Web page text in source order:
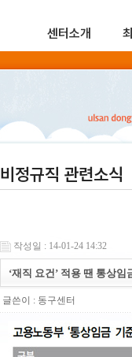
센터소개
비정규직 관련소식
작성일 : 14-01-24 14:32
‘재직 요건’ 적용 땐 통상
글쓴이 : 동구센터